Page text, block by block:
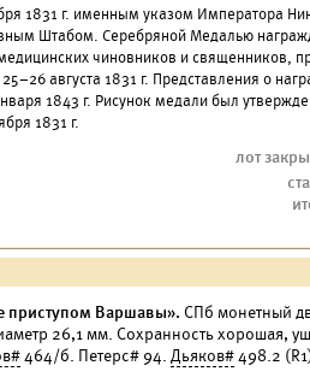
1831 г. именным указом Императора
Штабом. Серебряной Медалью
чиновников и священников,
августа 1831 г. Представления о
1843 г. Рисунок медали был
1831 г.
приступом Варшавы». СПб монетный
26,1 мм. Сохранность хорошая,
464/б. Петерс# 94. Дьяков#498.2